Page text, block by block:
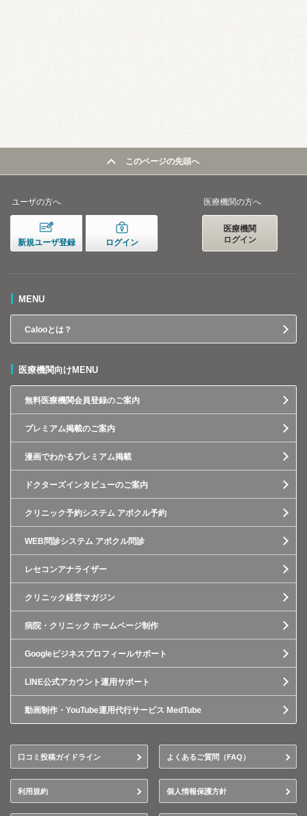
このページの先頭へ
ユーザの方へ
新規ユーザ登録 ログイン
医療機関の方へ
医療機関
ログイン
MENU
Calooとは？
医療機関向けMENU
無料医療機関会員登録のご案内
プレミアム掲載のご案内
漫画でわかるプレミアム掲載
ドクターズインタビューのご案内
クリニック予約システム アポクル予約
WEB問診システム アポクル問診
レセコンアナライザー
クリニック経営マガジン
病院・クリニック ホームページ制作
Googleビジネスプロフィールサポート
LINE公式アカウント運用サポート
動画制作・YouTube運用代行サービス MedTube
口コミ投稿ガイドライン よくあるご質問（FAQ）
利用規約 個人情報保護方針